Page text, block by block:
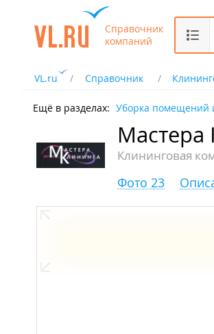
Справочник
компаний
VL.ru Справочник
Ещё в разделах: Уборка помещений
Мастера
Клининговая
Фото 23